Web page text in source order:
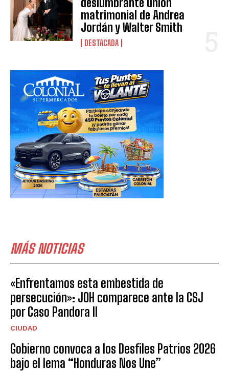
matrimonial de Andrea
Jordán y Walter Smith
DESTACADA
MÁS NOTICIAS
«Enfrentamos esta embestida de
persecución»: JOH comparece ante la CSJ
por Caso Pandora II
CIUDAD
Gobierno convoca a los Desfiles Patrios 2026
bajo el lema “Honduras Nos Une”